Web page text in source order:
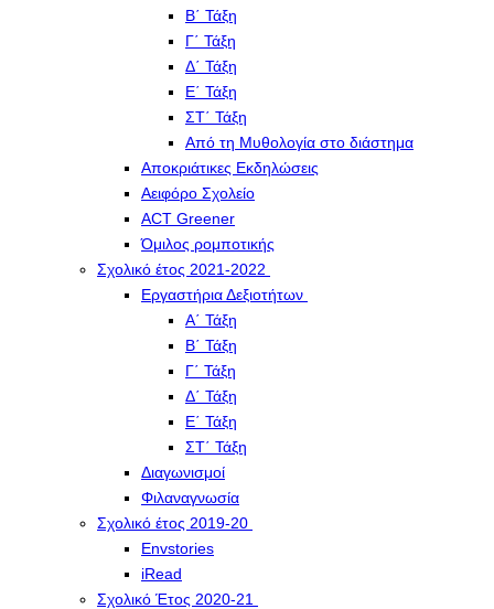
Β΄ Τάξη
Γ΄ Τάξη
Δ΄ Τάξη
Ε΄ Τάξη
ΣΤ΄ Τάξη
Από τη Μυθολογία στο διάστημα
Αποκριάτικες Εκδηλώσεις
Αειφόρο Σχολείο
ACT Greener
Όμιλος ρομποτικής
Σχολικό έτος 2021-2022
Εργαστήρια Δεξιοτήτων
Α΄ Τάξη
Β΄ Τάξη
Γ΄ Τάξη
Δ΄ Τάξη
Ε΄ Τάξη
ΣΤ΄ Τάξη
Διαγωνισμοί
Φιλαναγνωσία
Σχολικό έτος 2019-20
Envstories
iRead
Σχολικό Έτος 2020-21